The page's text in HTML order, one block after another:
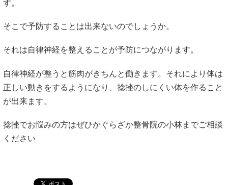
す。
そこで予防することは出来ないのでしょうか。
それは自律神経を整えることが予防につながります。
自律神経が整うと筋肉がきちんと働きます。それにより体は
正しい動きをするようになり、捻挫のしにくい体を作ること
が出来ます。
捻挫でお悩みの方はぜひかぐらざか整骨院の小林までご相談
ください